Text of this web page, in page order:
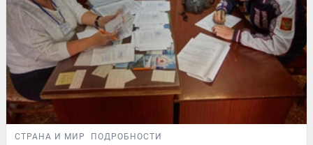
СТРАНА И МИР ПОДРОБНОСТИ